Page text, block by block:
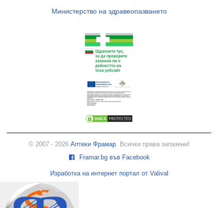
Министерство на здравеопазването
© 2007 - 2026 Аптеки Фрамар. Всички права запазени!
Framar.bg във Facebook
Изработка на интернет портал от Valival